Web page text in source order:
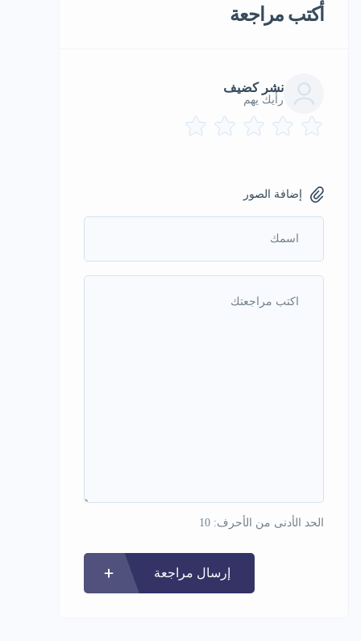
أكتب مراجعة
نشر كضيف
رأيك يهم
إضافة الصور
الحد الأدنى من الأحرف: 10
إرسال مراجعة